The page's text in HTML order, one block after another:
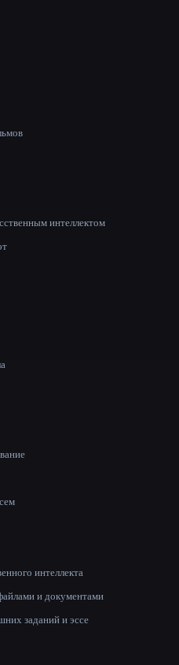
интеллектом
интеллекта
и документами
заданий и эссе